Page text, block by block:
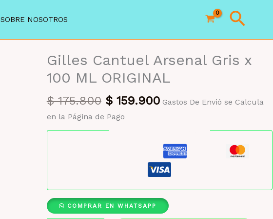
SOBRE NOSOTROS
Gilles Cantuel Arsenal Gris x
100 ML ORIGINAL
$175.800 El
precio
original
$159.900El
es:
$ 159.900.
Gastos De Envió se Calcula
en la Página de Pago
COMPRAR EN WHATSAPP